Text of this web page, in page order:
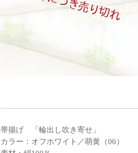
帯揚げ 「輪出し吹き寄せ」
カラー：オフホワイト／萌黄（06）